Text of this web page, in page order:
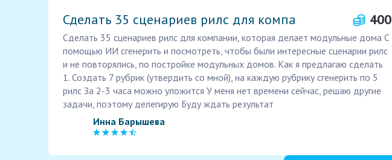
Сделать 35 сценариев рилс для компа 400
Сделать 35 сценариев рилс для компании, которая делает модульные дома С
помощью ИИ сгенерить и посмотреть, чтобы были интересные сценарии рилс
и не повторялись, по постройке модульных домов. Как я предлагаю сделать
1. Создать 7 рубрик (утвердить со мной), на каждую рубрику сгенерить по 5
рилс За 2-3 часа можно уложится У меня нет времени сейчас, решаю другие
задачи, поэтому делегирую Буду ждать результат
Инна Барышева